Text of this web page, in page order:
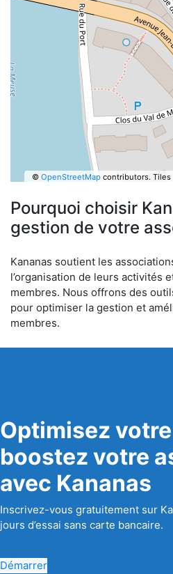
© OpenStreetMapcontributors. Tiles
Pourquoi choisir
gestion de votre
Kananas soutient les
l’organisation de leurs activités
membres. Nous offrons des
pour optimiser la gestion et
membres.
Optimisez
boostez votre
avec Kananas
Inscrivez-vous gratuitement sur
jours d’essai sans carte bancaire.
Démarrer